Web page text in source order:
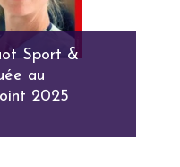
Sport &
au
2025